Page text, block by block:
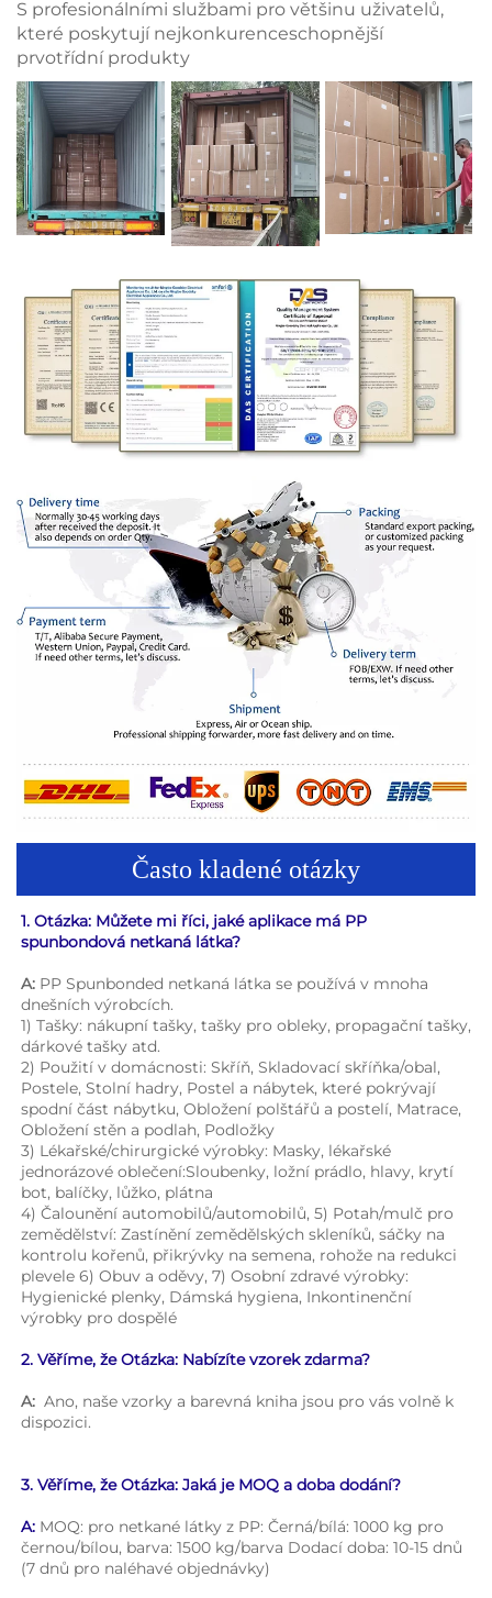
S profesionálními službami pro většinu uživatelů,
které poskytují nejkonkurenceschopnější
prvotřídní produkty
Často kladené otázky
1. Otázka: Můžete mi říci, jaké aplikace má PP
spunbondová netkaná látka?
A: PP Spunbonded netkaná látka se používá v mnoha
dnešních výrobcích.
1) Tašky: nákupní tašky, tašky pro obleky, propagační tašky,
dárkové tašky atd.
2) Použití v domácnosti: Skříň, Skladovací skříňka/obal,
Postele, Stolní hadry, Postel a nábytek, které pokrývají
spodní část nábytku, Obložení polštářů a postelí, Matrace,
Obložení stěn a podlah, Podložky
3) Lékařské/chirurgické výrobky: Masky, lékařské
jednorázové oblečení:Sloubenky, ložní prádlo, hlavy, krytí
bot, balíčky, lůžko, plátna
4) Čalounění automobilů/automobilů, 5) Potah/mulč pro
zemědělství: Zastínění zemědělských skleníků, sáčky na
kontrolu kořenů, přikrývky na semena, rohože na redukci
plevele 6) Obuv a oděvy, 7) Osobní zdravé výrobky:
Hygienické plenky, Dámská hygiena, Inkontinenční
výrobky pro dospělé
2. Věříme, že Otázka: Nabízíte vzorek zdarma?
A: Ano, naše vzorky a barevná kniha jsou pro vás volně k
dispozici.
3. Věříme, že Otázka: Jaká je MOQ a doba dodání?
A: MOQ: pro netkané látky z PP: Černá/bílá: 1000 kg pro
černou/bílou, barva: 1500 kg/barva Dodací doba: 10-15 dnů
(7 dnů pro naléhavé objednávky)